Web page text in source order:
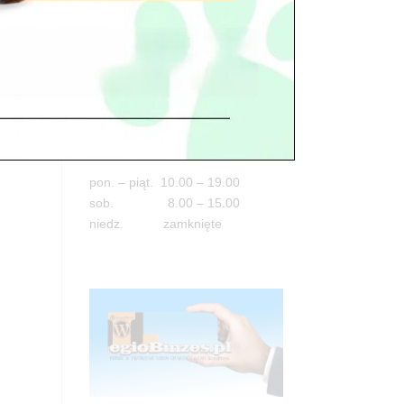
05-100 Nowy Dwór Mazowiecki
tel. 503 900 215
pon. – piąt. 10.00 – 19.00
sob. 8.00 – 15.00
niedz. zamknięte